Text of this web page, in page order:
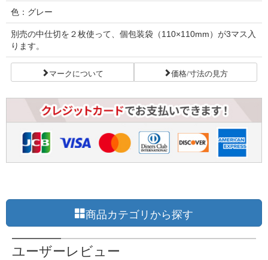
色：グレー
別売の中仕切を２枚使って、個包装袋（110×110mm）が3マス入
ります。
マークについて 価格/寸法の見方
商品カテゴリから探す
ユーザーレビュー